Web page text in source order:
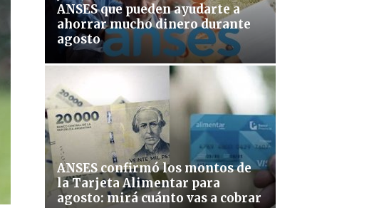
ANSES que pueden ayudarte a
ahorrar mucho dinero durante
agosto
ANSES confirmó los montos de
la Tarjeta Alimentar para
agosto: mirá cuánto vas a cobrar